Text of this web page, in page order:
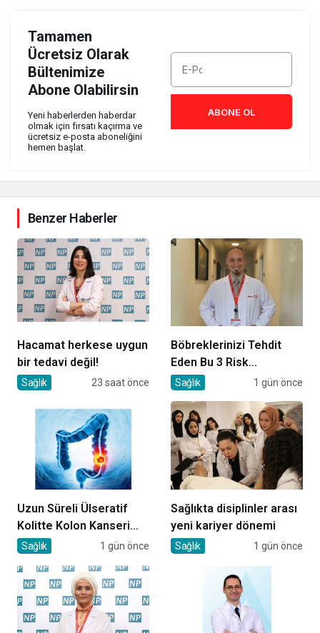
Tamamen
Ücretsiz Olarak
Bültenimize
Abone Olabilirsin
Yeni haberlerden haberdar
olmak için fırsatı kaçırma ve
ücretsiz e-posta aboneliğini
hemen başlat.
ABONE OL
Benzer Haberler
Hacamat herkese uygun
bir tedavi değil!
Sağlık 23 saat önce
Böbreklerinizi Tehdit
Eden Bu 3 Risk
Faktörüne Dikkat!
Sağlık 1 gün önce
Uzun Süreli Ülseratif
Kolitte Kolon Kanseri
Riski Artıyor mu?
Sağlık 1 gün önce
Sağlıkta disiplinler arası
yeni kariyer dönemi
Sağlık 1 gün önce